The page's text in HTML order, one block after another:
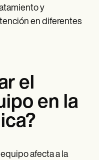
y
en diferentes
el
en la
afecta a la